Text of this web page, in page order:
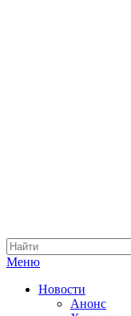
Меню
Новости
Анонс